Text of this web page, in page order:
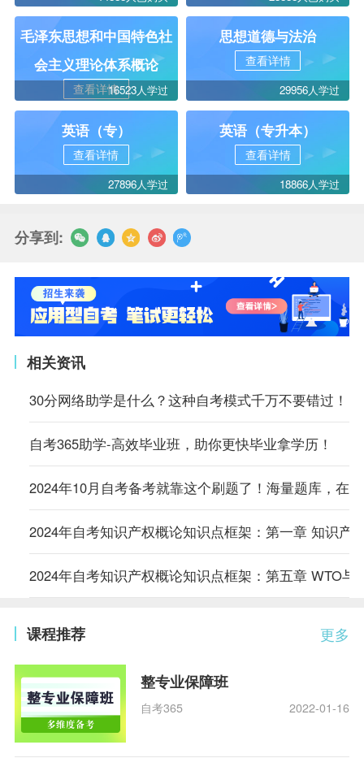
毛泽东思想和中国特色社
会主义理论体系概论
查看详情16523人学过
思想道德与法治
查看详情
29956人学过
英语（专）
查看详情
27896人学过
英语（专升本）
查看详情
18866人学过
分享到:
相关资讯
30分网络助学是什么？这种自考模式千万不要错过！
自考365助学-高效毕业班，助你更快毕业拿学历！
2024年10月自考备考就靠这个刷题了！海量题库，在
2024年自考知识产权概论知识点框架：第一章 知识产
2024年自考知识产权概论知识点框架：第五章 WTO与
更多
课程推荐
整专业保障班
自考365 2022-01-16